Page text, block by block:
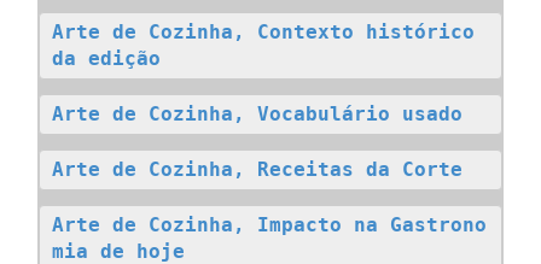
Arte de Cozinha, Contexto histórico
da edição
Arte de Cozinha, Vocabulário usado
Arte de Cozinha, Receitas da Corte
Arte de Cozinha, Impacto na Gastrono
mia de hoje